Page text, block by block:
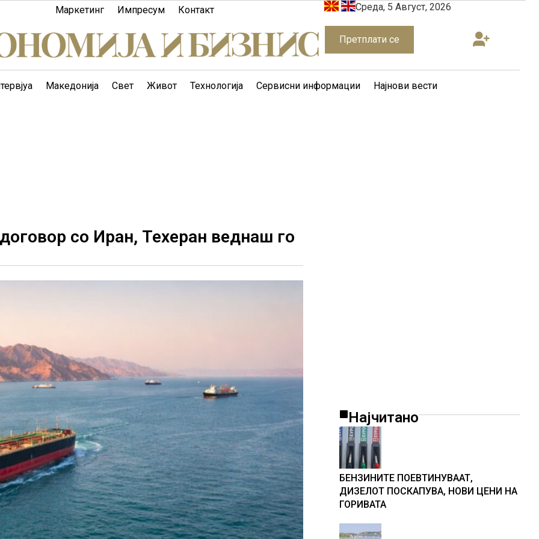
Маркетинг Импресум Контакт Среда, 5 Август, 2026
Претплати се
Македонија Свет Живот Технологија Сервисни информации Најнови вести
со Иран, Техеран веднаш го
Најчитано
БЕНЗИНИТЕ ПОЕВТИНУВААТ,
ДИЗЕЛОТ ПОСКАПУВА, НОВИ ЦЕНИ НА
ГОРИВАТА